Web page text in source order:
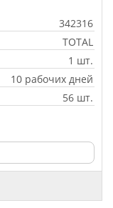
342316
TOTAL
1 шт.
10 рабочих дней
56 шт.